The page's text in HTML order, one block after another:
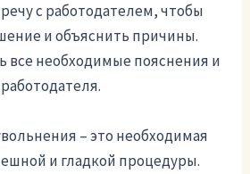
с работодателем, чтобы
и объяснить причины.
все необходимые пояснения и
– это необходимая
и гладкой процедуры.